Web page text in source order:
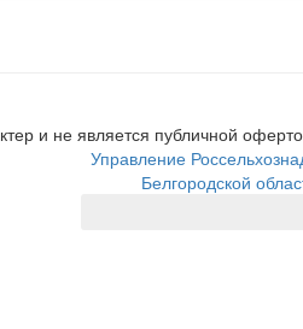
и не является публичной
Управление
Белгородской